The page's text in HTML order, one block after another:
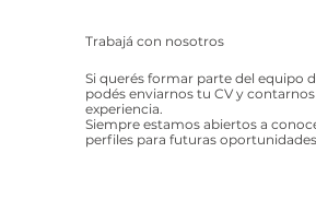
Trabajá con nosotros
Si querés formar parte del equipo
podés enviarnos tu CV y
experiencia.
Siempre estamos abiertos a
perfiles para futuras